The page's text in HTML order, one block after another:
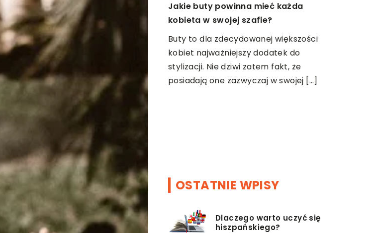
02 | 09 | 2022
Nie masz pomysłu na prezent? Nic nie
szkodzi! Przeczytaj ten artykuł!
Prezenty to wspaniały sposób na
okazanie swojej miłości, wdzięczności i
uznania dla kogoś. Czy to urodziny, czy
rocznica, zawsze można […]
Jakie buty powinna mieć każda
kobieta w swojej szafie?
Buty to dla zdecydowanej większości
kobiet najważniejszy dodatek do
stylizacji. Nie dziwi zatem fakt, że
posiadają one zazwyczaj w swojej […]
OSTATNIE WPISY
Dlaczego warto uczyć się
hiszpańskiego?